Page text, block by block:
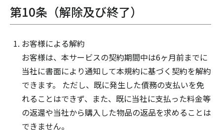
第10条（解除及び終了）
お客様による解約
お客様は、本サービスの契約期間中は6ヶ月前までに
当社に書面により通知して本規約に基づく契約を解約
できます。 ただし、既に発生した債務の支払いを免
れることはできず、また、既に当社に支払った料金等
の返還や当社から購入した物品の返品を求めることは
できません。